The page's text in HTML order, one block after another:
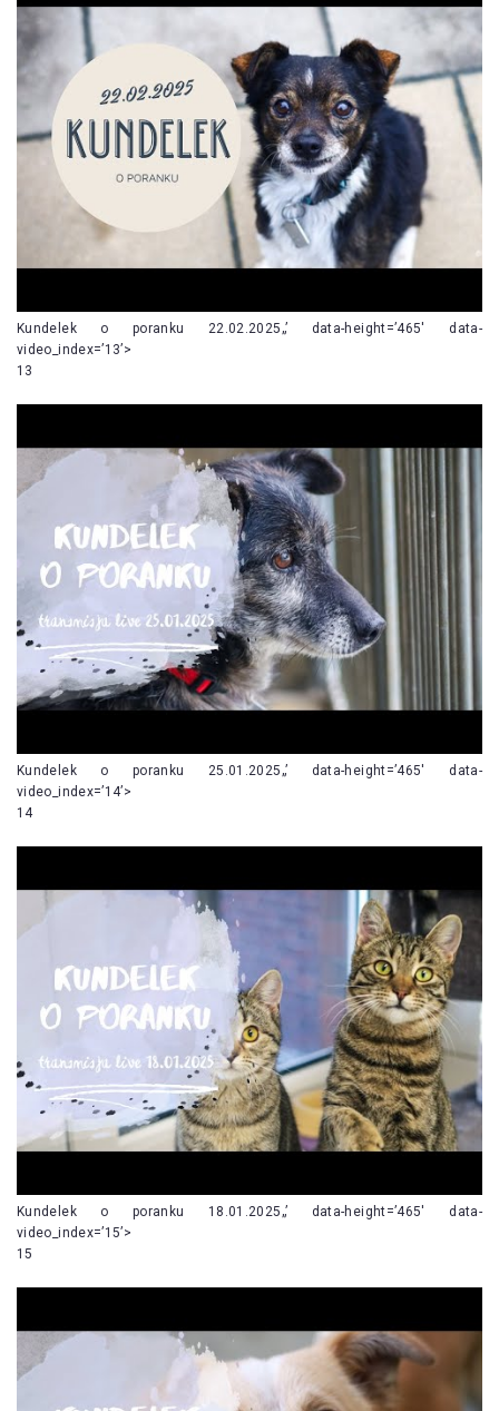
Kundelek o poranku 22.02.2025„’ data-height=’465′ data-
video_index=’13’>
13
Kundelek o poranku 25.01.2025„’ data-height=’465′ data-
video_index=’14’>
14
Kundelek o poranku 18.01.2025„’ data-height=’465′ data-
video_index=’15’>
15